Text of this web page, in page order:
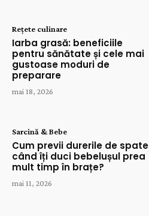
Rețete culinare
Iarba grasă: beneficiile
pentru sănătate și cele mai
gustoase moduri de
preparare
mai 18, 2026
Sarcină & Bebe
Cum previi durerile de spate
când îți duci bebelușul prea
mult timp în brațe?
mai 11, 2026